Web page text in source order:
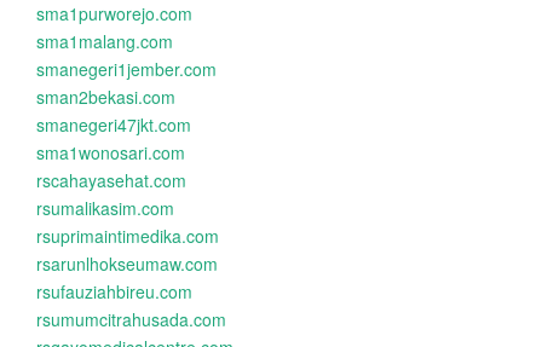
sma1purworejo.com
sma1malang.com
smanegeri1jember.com
sman2bekasi.com
smanegeri47jkt.com
sma1wonosari.com
rscahayasehat.com
rsumalikasim.com
rsuprimaintimedika.com
rsarunlhokseumaw.com
rsufauziahbireu.com
rsumumcitrahusada.com